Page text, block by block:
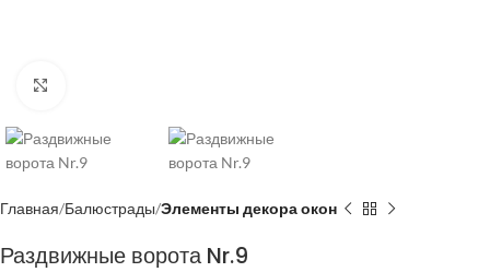
Главная Балюстрады Элементы декора окон
Раздвижные ворота Nr.9